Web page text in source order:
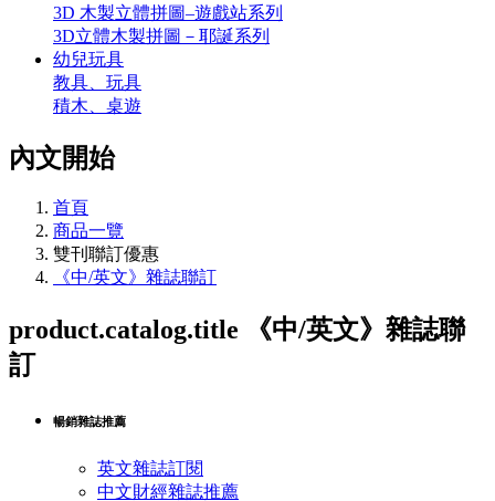
3D 木製立體拼圖–遊戲站系列
3D立體木製拼圖－耶誕系列
幼兒玩具
教具、玩具
積木、桌遊
內文開始
首頁
商品一覽
雙刊聯訂優惠
《中/英文》雜誌聯訂
product.catalog.title
《中/英文》雜誌聯
訂
暢銷雜誌推薦
英文雜誌訂閱
中文財經雜誌推薦